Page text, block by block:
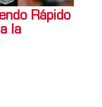
Rápido
la